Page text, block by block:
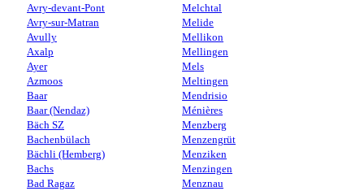
Avry-devant-Pont
Avry-sur-Matran
Avully
Axalp
Ayer
Azmoos
Baar
Baar (Nendaz)
Bäch SZ
Bachenbülach
Bächli (Hemberg)
Bachs
Bad Ragaz
Melchtal
Melide
Mellikon
Mellingen
Mels
Meltingen
Mendrisio
Ménières
Menzberg
Menzengrüt
Menziken
Menzingen
Menznau